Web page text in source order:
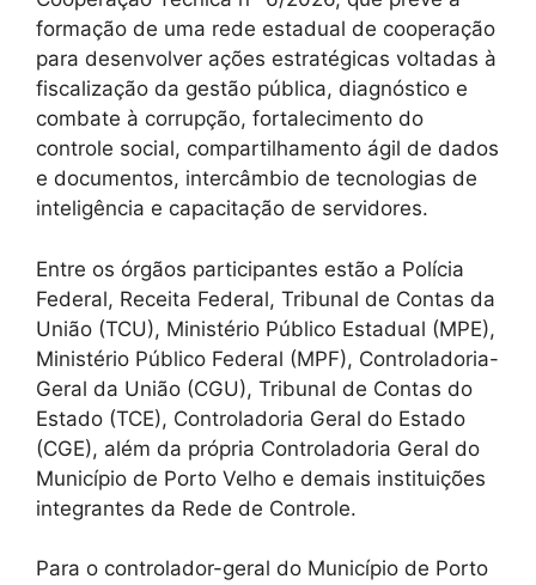
formação de uma rede estadual de cooperação
para desenvolver ações estratégicas voltadas à
fiscalização da gestão pública, diagnóstico e
combate à corrupção, fortalecimento do
controle social, compartilhamento ágil de dados
e documentos, intercâmbio de tecnologias de
inteligência e capacitação de servidores.
Entre os órgãos participantes estão a Polícia
Federal, Receita Federal, Tribunal de Contas da
União (TCU), Ministério Público Estadual (MPE),
Ministério Público Federal (MPF), Controladoria-
Geral da União (CGU), Tribunal de Contas do
Estado (TCE), Controladoria Geral do Estado
(CGE), além da própria Controladoria Geral do
Município de Porto Velho e demais instituições
integrantes da Rede de Controle.
Para o controlador-geral do Município de Porto